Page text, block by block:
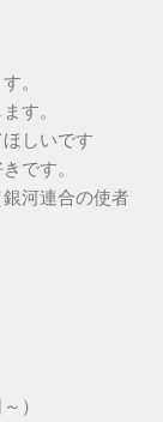
。
す。
しいです
です。
河連合の使者
）